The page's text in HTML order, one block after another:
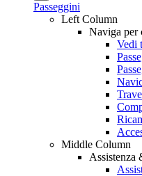
Passeggini
Left Column
Naviga per
Vedi
Middle Column
Assistenza